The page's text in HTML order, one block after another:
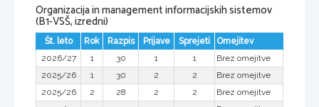
Organizacija in management informacijskih sistemov
(B1-VSŠ, izredni)
Št. leto Rok Razpis Prijave Sprejeti
Omejitev
2026/27
1 30 1 1
Brez omejitve
2025/26
1 30 2 2
Brez omejitve
2025/26
2 28 2 2
Brez omejitve